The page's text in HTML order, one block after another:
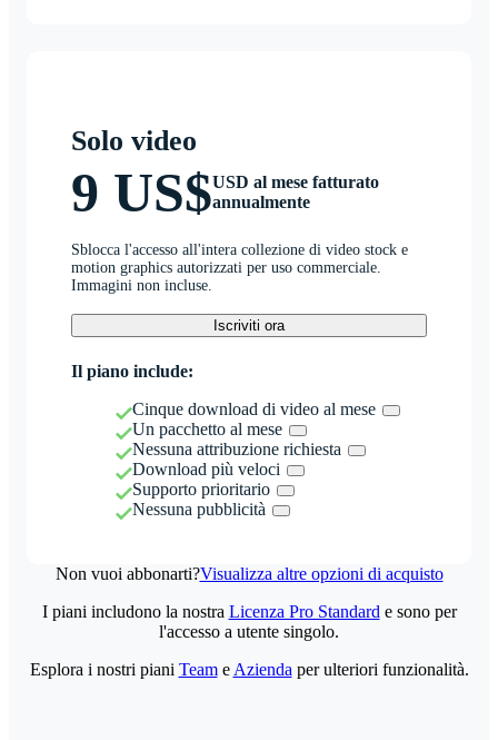
Solo video
9 US$USD al mese fatturato
annualmente
Sblocca l'accesso all'intera collezione di video stock e
motion graphics autorizzati per uso commerciale.
Immagini non incluse.
Iscriviti ora
Il piano include:
Cinque download di video al mese
Un pacchetto al mese
Nessuna attribuzione richiesta
Download più veloci
Supporto prioritario
Nessuna pubblicità
Non vuoi abbonarti?Visualizza altre opzioni di acquisto
I piani includono la nostra Licenza Pro Standard e sono per
l'accesso a utente singolo.
Esplora i nostri piani Teame Azienda per ulteriori funzionalità.